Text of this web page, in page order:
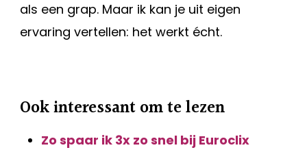
als een grap. Maar ik kan je uit eigen
ervaring vertellen: het werkt écht.
Ook interessant om te lezen
Zo spaar ik 3x zo snel bij Euroclix